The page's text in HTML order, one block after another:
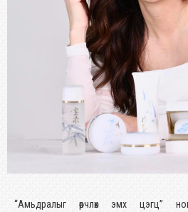
“Амьдралыг өөрчлөх эмх цэгц”